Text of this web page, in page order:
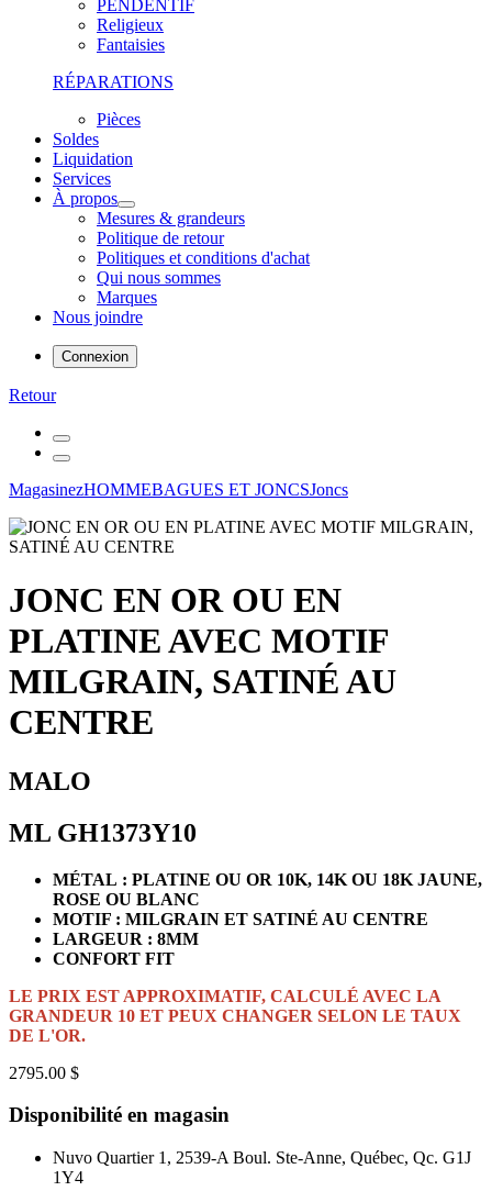
PENDENTIF
Religieux
Fantaisies
RÉPARATIONS
Pièces
Soldes
Liquidation
Services
À propos
Mesures & grandeurs
Politique de retour
Politiques et conditions d'achat
Qui nous sommes
Marques
Nous joindre
Connexion
Retour
MagasinezHOMMEBAGUES ET JONCSJoncs
JONC EN OR OU EN
PLATINE AVEC MOTIF
MILGRAIN, SATINÉ AU
CENTRE
MALO
ML GH1373Y10
MÉTAL : PLATINE OU OR 10K, 14K OU 18K JAUNE,
ROSE OU BLANC
MOTIF : MILGRAIN ET SATINÉ AU CENTRE
LARGEUR : 8MM
CONFORT FIT
LE PRIX EST APPROXIMATIF, CALCULÉ AVEC LA
GRANDEUR 10 ET PEUX CHANGER SELON LE TAUX
DE L'OR.
2795.00 $
Disponibilité en magasin
Nuvo Quartier 1, 2539-A Boul. Ste-Anne, Québec, Qc. G1J
1Y4